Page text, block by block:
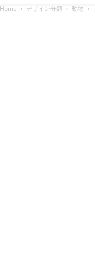
Home デザイン分類 動物